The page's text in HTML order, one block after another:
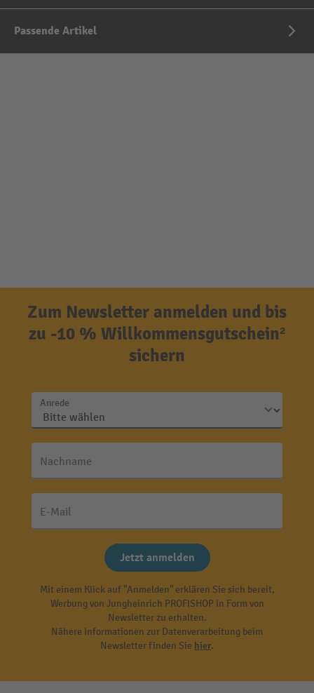
Passende Artikel
Zum Newsletter anmelden und bis
zu -10 % Willkommensgutschein²
sichern
Anrede
Nachname
E-Mail
Jetzt anmelden
Mit einem Klick auf "Anmelden" erklären Sie sich bereit,
Werbung von Jungheinrich PROFISHOP in Form von
Newsletter zu erhalten.
Nähere Informationen zur Datenverarbeitung beim
Newsletter finden Sie hier.